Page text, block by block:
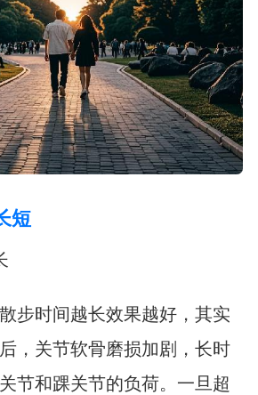
短
步时间越长效果越好，其实
，关节软骨磨损加剧，长时
节和踝关节的负荷。一旦超